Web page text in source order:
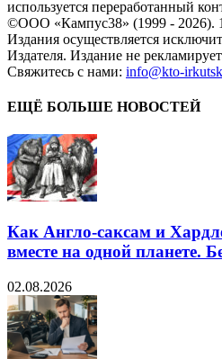
используется переработанный
©ООО «Кампус38» (1999 - 2026).
Издания осуществляется
Издателя. Издание не
Свяжитесь с нами: info@kto-
ЕЩЁ БОЛЬШЕ НОВОСТЕЙ
Как Англо-саксам и
вместе на одной планете.
02.08.2026